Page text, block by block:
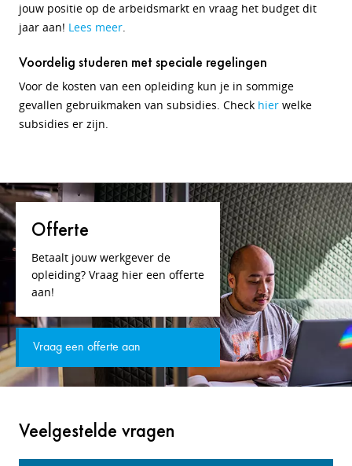
jouw positie op de arbeidsmarkt en vraag het budget dit
jaar aan! Lees meer.
Voordelig studeren met speciale regelingen
Voor de kosten van een opleiding kun je in sommige
gevallen gebruikmaken van subsidies. Check hier welke
subsidies er zijn.
Offerte
Betaalt jouw werkgever de
opleiding? Vraag hier een offerte
aan!
Vraag een offerte aan
Veelgestelde vragen